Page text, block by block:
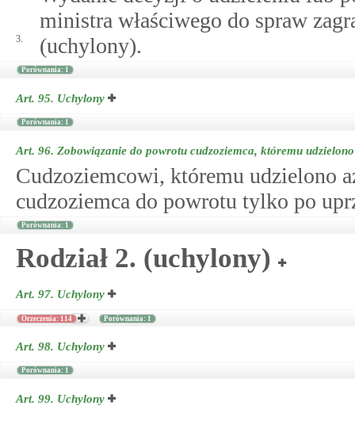
ministra właściwego do spraw
3. (uchylony).
Porównania: 1
Art. 95. Uchylony
Porównania: 1
Art. 96. Zobowiązanie do powrotu cudzoziemca, któremu
Cudzoziemcowi, któremu udzielono
cudzoziemca do powrotu tylko po
Porównania: 1
Rodział 2. (uchylony)
Art. 97. Uchylony
Orzeczenia: 114 Porównania: 1
Art. 98. Uchylony
Porównania: 1
Art. 99. Uchylony